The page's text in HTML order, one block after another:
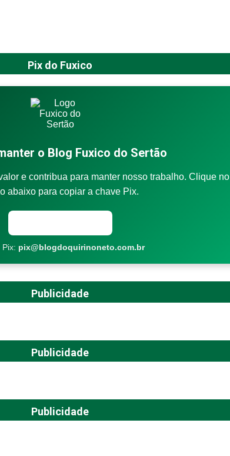
Pix do Fuxico
o Blog Fuxico do Sertão
e contribua para manter nosso trabalho. Clique no
abaixo para copiar a chave Pix.
Pix: pix@blogdoquirinoneto.com.br
Publicidade
Publicidade
Publicidade